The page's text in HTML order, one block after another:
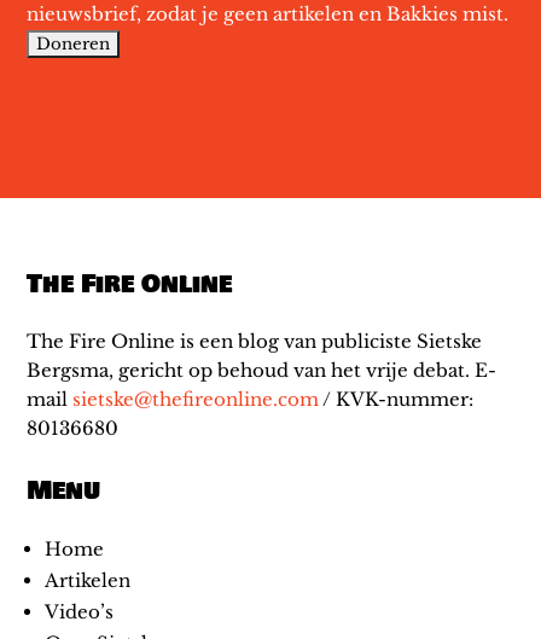
nieuwsbrief, zodat je geen artikelen en Bakkies mist.
The Fire Online
The Fire Online is een blog van publiciste Sietske
Bergsma, gericht op behoud van het vrije debat. E-
mail sietske@thefireonline.com/ KVK-nummer:
80136680
Menu
Home
Artikelen
Video’s